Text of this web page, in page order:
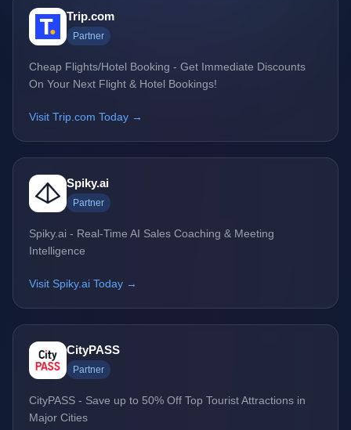
Trip.com
Partner
Cheap Flights/Hotel Booking - Get Immediate Discounts
On Your Next Flight & Hotel Bookings!
Visit Trip.com Today →
Spiky.ai
Partner
Spiky.ai - Real-Time AI Sales Coaching & Meeting
Intelligence
Visit Spiky.ai Today →
CityPASS
Partner
CityPASS - Save up to 50% Off Top Tourist Attractions in
Major Cities